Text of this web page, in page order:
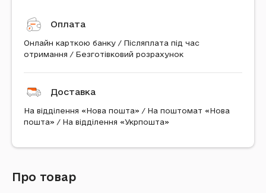
Оплата
Онлайн карткою банку / Післяплата під час
отримання / Безготівковий розрахунок
Доставка
На відділення «Нова пошта» / На поштомат «Нова
пошта» / На відділення «Укрпошта»
Про товар